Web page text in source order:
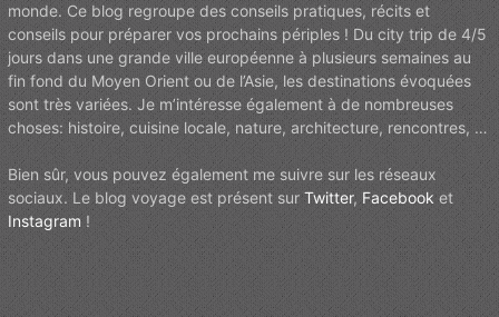
monde. Ce blog regroupe des conseils pratiques, récits et
conseils pour préparer vos prochains périples ! Du city trip de 4/5
jours dans une grande ville européenne à plusieurs semaines au
fin fond du Moyen Orient ou de l’Asie, les destinations évoquées
sont très variées. Je m’intéresse également à de nombreuses
choses: histoire, cuisine locale, nature, architecture, rencontres, …
Bien sûr, vous pouvez également me suivre sur les réseaux
sociaux. Le blog voyage est présent surTwitter, Facebooket
Instagram!